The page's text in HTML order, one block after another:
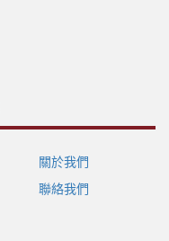
關於我們
聯絡我們